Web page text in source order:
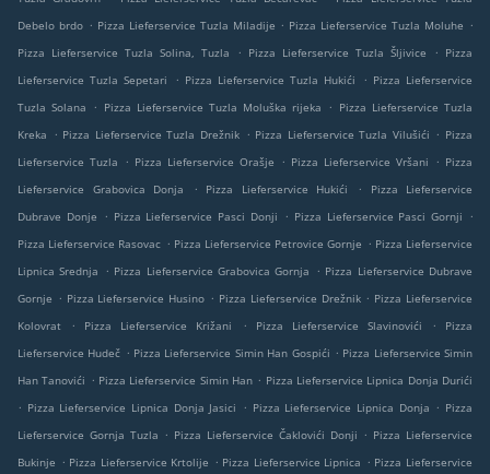
Debelo brdo . Pizza Lieferservice Tuzla Miladije . Pizza Lieferservice Tuzla Moluhe .
Pizza Lieferservice Tuzla Solina, Tuzla
. Pizza Lieferservice Tuzla Šljivice . Pizza
Lieferservice Tuzla Sepetari
. Pizza Lieferservice Tuzla Hukići . Pizza Lieferservice
Tuzla Solana
. Pizza Lieferservice Tuzla Moluška rijeka . Pizza Lieferservice Tuzla
Kreka
. Pizza Lieferservice Tuzla Drežnik . Pizza Lieferservice Tuzla Vilušići . Pizza
Lieferservice Tuzla
. Pizza Lieferservice Orašje . Pizza Lieferservice Vršani . Pizza
Lieferservice Grabovica Donja
. Pizza Lieferservice Hukići .
Pizza Lieferservice
Dubrave Donje
. Pizza Lieferservice Pasci Donji . Pizza Lieferservice Pasci Gornji
.
Pizza Lieferservice Rasovac . Pizza Lieferservice Petrovice Gornje . Pizza Lieferservice
Lipnica Srednja
. Pizza Lieferservice Grabovica Gornja . Pizza Lieferservice Dubrave
Gornje . Pizza Lieferservice Husino . Pizza Lieferservice Drežnik . Pizza Lieferservice
Kolovrat
. Pizza Lieferservice Križani . Pizza Lieferservice Slavinovići .
Pizza
Lieferservice Hudeč . Pizza Lieferservice Simin Han Gospići . Pizza Lieferservice Simin
Han Tanovići . Pizza Lieferservice Simin Han . Pizza Lieferservice Lipnica Donja Durići
. Pizza Lieferservice Lipnica Donja Jasici . Pizza Lieferservice Lipnica Donja . Pizza
Lieferservice Gornja Tuzla . Pizza Lieferservice Čaklovići Donji . Pizza Lieferservice
Bukinje . Pizza Lieferservice Krtolije . Pizza Lieferservice Lipnica . Pizza Lieferservice